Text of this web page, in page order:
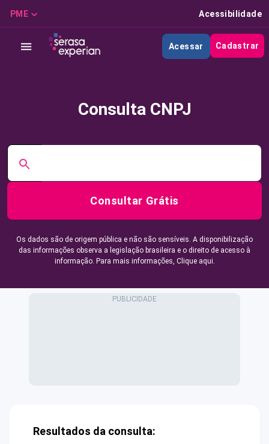
PME Acessibilidade
Acessar Cadastrar
Consulta CNPJ
Consultar Grátis
Os dados são de origem pública e não são sensíveis. A disponibilização
das informações observa a legislação brasileira e o direito de acesso à
informação. Para mais informações, Clique aqui.
Resultados da consulta: